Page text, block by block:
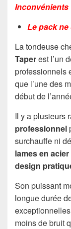
Inconvénients
Le pack ne
La tondeuse
Taperest l’un
professionnels
que l’une des
début de
Il y a plusieurs
professionnel
surchauffe ni
lames en
design
Son puissant
longue durée
moins de bruit